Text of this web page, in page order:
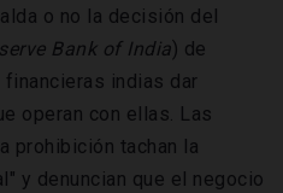
o no la decisión del
Bank of India) de
indias dar
operan con ellas. Las
prohibición tachan la
y denuncian que el negocio